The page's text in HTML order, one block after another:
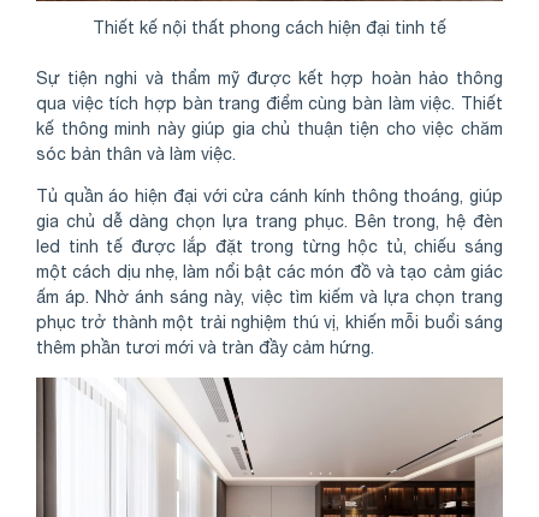
Thiết kế nội thất phong cách hiện đại tinh tế
Sự tiện nghi và thẩm mỹ được kết hợp hoàn hảo thông
qua việc tích hợp bàn trang điểm cùng bàn làm việc. Thiết
kế thông minh này giúp gia chủ thuận tiện cho việc chăm
sóc bản thân và làm việc.
Tủ quần áo hiện đại với cửa cánh kính thông thoáng, giúp
gia chủ dễ dàng chọn lựa trang phục. Bên trong, hệ đèn
led tinh tế được lắp đặt trong từng hộc tủ, chiếu sáng
một cách dịu nhẹ, làm nổi bật các món đồ và tạo cảm giác
ấm áp. Nhờ ánh sáng này, việc tìm kiếm và lựa chọn trang
phục trở thành một trải nghiệm thú vị, khiến mỗi buổi sáng
thêm phần tươi mới và tràn đầy cảm hứng.